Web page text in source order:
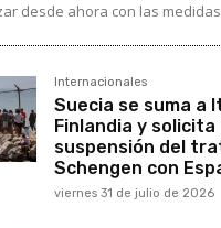
desde ahora con las
Internacionales
Suecia se suma a
Finlandia y solicita
suspensión del
Schengen con
viernes 31 de julio de 2026